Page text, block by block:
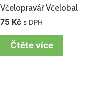
Včelopravář Včelobal
75 Kč s DPH
Čtěte více